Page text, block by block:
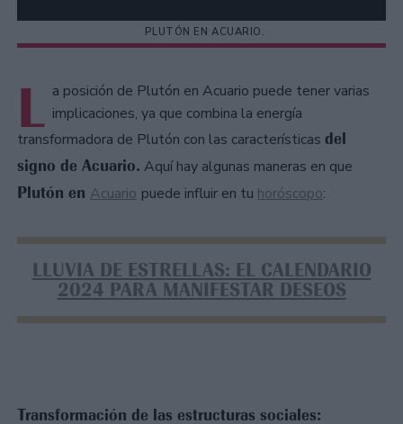
PLUTÓN EN ACUARIO.
L a posición de Plutón en Acuario puede tener varias
implicaciones, ya que combina la energía
transformadora de Plutón con las características del
signo de Acuario. Aquí hay algunas maneras en que
Plutón en Acuario puede influir en tu horóscopo:
LLUVIA DE ESTRELLAS: EL CALENDARIO
2024 PARA MANIFESTAR DESEOS
Transformación de las estructuras sociales: